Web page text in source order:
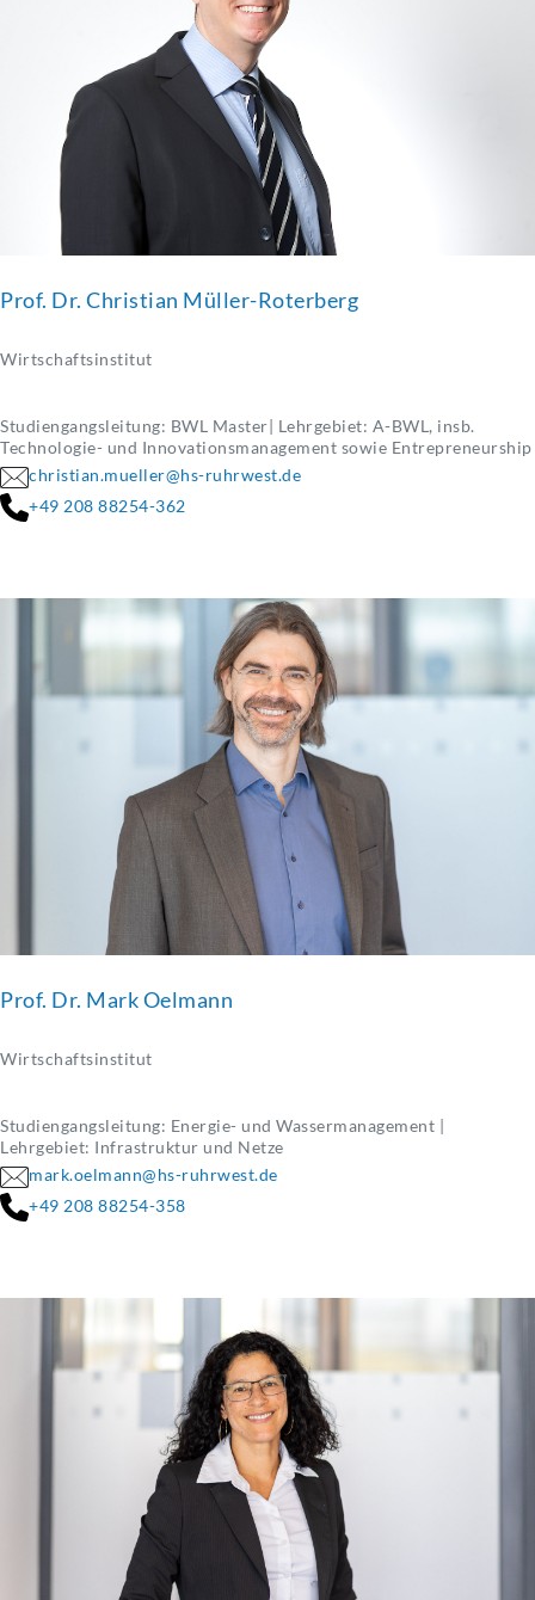
Prof. Dr. Christian Müller-Roterberg
Wirtschaftsinstitut
Studiengangsleitung: BWL Master| Lehrgebiet: A-BWL, insb.
Technologie- und Innovationsmanagement sowie Entrepreneurship
christian.mueller@hs-ruhrwest.de
+49 208 88254-362
Prof. Dr. Mark Oelmann
Wirtschaftsinstitut
Studiengangsleitung: Energie- und Wassermanagement |
Lehrgebiet: Infrastruktur und Netze
mark.oelmann@hs-ruhrwest.de
+49 208 88254-358